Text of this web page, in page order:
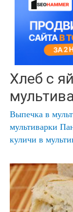
Хлеб с
Выпечка в
мультиварки
куличи в